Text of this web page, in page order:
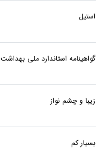
استیل
گواهینامه استاندارد ملی بهداشت
زیبا و چشم نواز
بسیار کم